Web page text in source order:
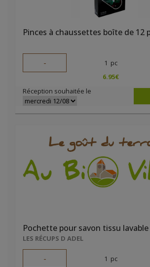
Pinces à chaussettes boîte de 12
- 1 pc
6.95€
Réception souhaitée le
Pochette pour savon tissu lavable
LES RÉCUPS D ADEL
- 1 pc